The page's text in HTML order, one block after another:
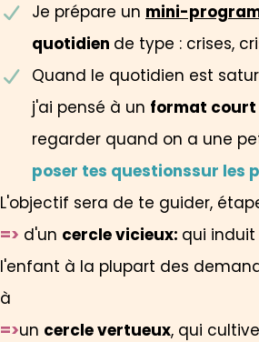
Je prépare un mini-
quotidien de type : crises,
Quand le quotidien est
j'ai pensé à un format court
regarder quand on a une
poser tes questionssur les
L'objectif sera de te guider,
=> d'un cercle vicieux: qui
l'enfant à la plupart des
à
=>un cercle vertueux, qui